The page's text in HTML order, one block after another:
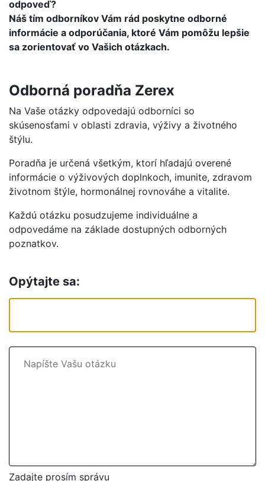
odpoveď?
Náš tím odborníkov Vám rád poskytne odborné
informácie a odporúčania, ktoré Vám pomôžu lepšie
sa zorientovať vo Vašich otázkach.
Odborná poradňa Zerex
Na Vaše otázky odpovedajú odborníci so
skúsenosťami v oblasti zdravia, výživy a životného
štýlu.
Poradňa je určená všetkým, ktorí hľadajú overené
informácie o výživových doplnkoch, imunite, zdravom
životnom štýle, hormonálnej rovnováhe a vitalite.
Každú otázku posudzujeme individuálne a
odpovedáme na základe dostupných odborných
poznatkov.
Opýtajte sa:
Zadajte prosím správu